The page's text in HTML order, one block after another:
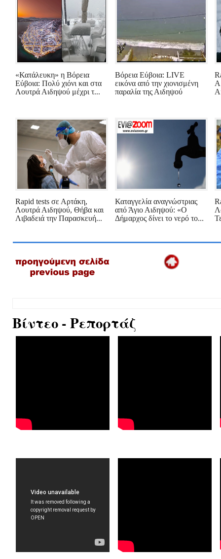
«Κατάλευκη» η Βόρεια
Εύβοια: Πολύ χιόνι και στα
Λουτρά Αιδηψού μέχρι τ...
Βόρεια Εύβοια: LIVE
εικόνα από την χιονισμένη
παραλία της Αιδηψού
Rapid tests σε Αρτάκη,
Λουτρά Αιδηψού, Θήβα και
Λιβαδειά την Παρασκευή...
Καταγγελία αναγνώστριας
από Άγιο Αιδηψού: «Ο
Δήμαρχος δίνει το νερό το...
Βίντεο - Ρεπορτάζ